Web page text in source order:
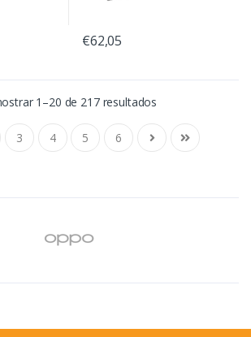
€62,05
1–20 de 217 resultados
3 4 5 6